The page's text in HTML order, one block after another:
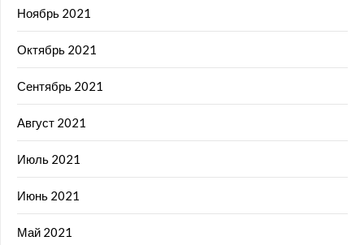
Ноябрь 2021
Октябрь 2021
Сентябрь 2021
Август 2021
Июль 2021
Июнь 2021
Май 2021